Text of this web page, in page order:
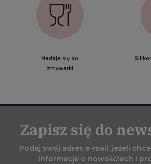
Nadaje się do
zmywarki
Zapisz się do
Podaj swój adres e-mail, jeżeli
informacje o nowościach i